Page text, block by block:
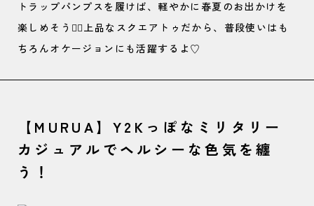
トラップパンプスを履けば、軽やかに春夏のお出かけを
楽しめそう🏃‍♀️上品なスクエアトゥだから、普段使いはも
ちろんオケージョンにも活躍するよ♡
【MURUA】Y2Kっぽなミリタリー
カジュアルでヘルシーな色気を纏
う！